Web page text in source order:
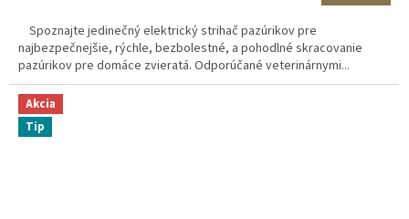
Spoznajte jedinečný elektrický strihač pazúrikov pre
najbezpečnejšie, rýchle, bezbolestné, a pohodlné skracovanie
pazúrikov pre domáce zvieratá. Odporúčané veterinárnymi...
Akcia
Tip